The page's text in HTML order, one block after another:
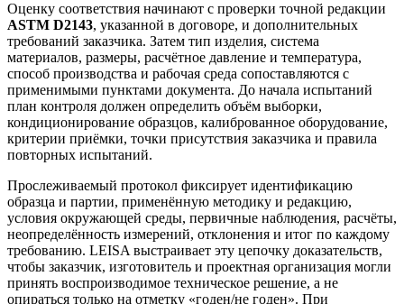
Оценку соответствия начинают с проверки точной редакции
ASTM D2143, указанной в договоре, и дополнительных
требований заказчика. Затем тип изделия, система
материалов, размеры, расчётное давление и температура,
способ производства и рабочая среда сопоставляются с
применимыми пунктами документа. До начала испытаний
план контроля должен определить объём выборки,
кондиционирование образцов, калиброванное оборудование,
критерии приёмки, точки присутствия заказчика и правила
повторных испытаний.
Прослеживаемый протокол фиксирует идентификацию
образца и партии, применённую методику и редакцию,
условия окружающей среды, первичные наблюдения, расчёты,
неопределённость измерений, отклонения и итог по каждому
требованию. LEISA выстраивает эту цепочку доказательств,
чтобы заказчик, изготовитель и проектная организация могли
принять воспроизводимое техническое решение, а не
опираться только на отметку «годен/не годен». При